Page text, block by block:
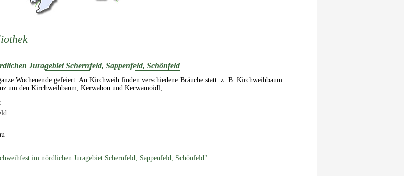
Juragebiet Schernfeld, Sappenfeld, Schönfeld
Wochenende gefeiert. An Kirchweih finden verschiedene Bräuche statt. z. B. Kirchweihbaum
um den Kirchweihbaum, Kerwabou und Kerwamoidl, …
im nördlichen Juragebiet Schernfeld, Sappenfeld, Schönfeld"